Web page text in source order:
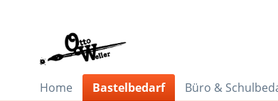
Home Bastelbedarf Büro &